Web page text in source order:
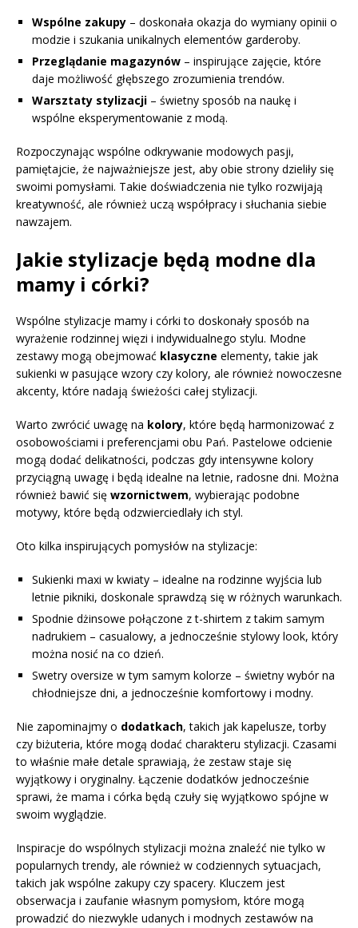
Wspólne zakupy – doskonała okazja do wymiany opinii o
modzie i szukania unikalnych elementów garderoby.
Przeglądanie magazynów – inspirujące zajęcie, które
daje możliwość głębszego zrozumienia trendów.
Warsztaty stylizacji – świetny sposób na naukę i
wspólne eksperymentowanie z modą.
Rozpoczynając wspólne odkrywanie modowych pasji,
pamiętajcie, że najważniejsze jest, aby obie strony dzieliły się
swoimi pomysłami. Takie doświadczenia nie tylko rozwijają
kreatywność, ale również uczą współpracy i słuchania siebie
nawzajem.
Jakie stylizacje będą modne dla
mamy i córki?
Wspólne stylizacje mamy i córki to doskonały sposób na
wyrażenie rodzinnej więzi i indywidualnego stylu. Modne
zestawy mogą obejmować klasyczne elementy, takie jak
sukienki w pasujące wzory czy kolory, ale również nowoczesne
akcenty, które nadają świeżości całej stylizacji.
Warto zwrócić uwagę na kolory, które będą harmonizować z
osobowościami i preferencjami obu Pań. Pastelowe odcienie
mogą dodać delikatności, podczas gdy intensywne kolory
przyciągną uwagę i będą idealne na letnie, radosne dni. Można
również bawić się wzornictwem, wybierając podobne
motywy, które będą odzwierciedlały ich styl.
Oto kilka inspirujących pomysłów na stylizacje:
Sukienki maxi w kwiaty – idealne na rodzinne wyjścia lub
letnie pikniki, doskonale sprawdzą się w różnych warunkach.
Spodnie dżinsowe połączone z t-shirtem z takim samym
nadrukiem – casualowy, a jednocześnie stylowy look, który
można nosić na co dzień.
Swetry oversize w tym samym kolorze – świetny wybór na
chłodniejsze dni, a jednocześnie komfortowy i modny.
Nie zapominajmy o dodatkach, takich jak kapelusze, torby
czy biżuteria, które mogą dodać charakteru stylizacji. Czasami
to właśnie małe detale sprawiają, że zestaw staje się
wyjątkowy i oryginalny. Łączenie dodatków jednocześnie
sprawi, że mama i córka będą czuły się wyjątkowo spójne w
swoim wyglądzie.
Inspiracje do wspólnych stylizacji można znaleźć nie tylko w
popularnych trendy, ale również w codziennych sytuacjach,
takich jak wspólne zakupy czy spacery. Kluczem jest
obserwacja i zaufanie własnym pomysłom, które mogą
prowadzić do niezwykle udanych i modnych zestawów na